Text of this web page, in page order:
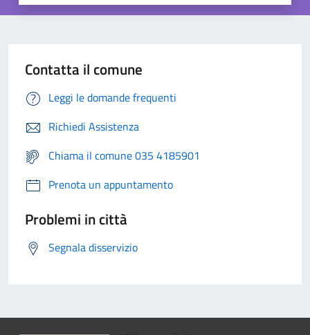
Contatta il comune
Leggi le domande frequenti
Richiedi Assistenza
Chiama il comune 035 4185901
Prenota un appuntamento
Problemi in città
Segnala disservizio